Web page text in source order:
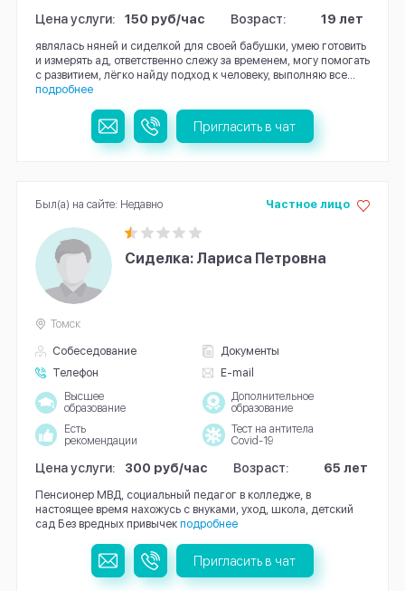
Цена услуги: 150 руб/час Возраст: 19 лет
являлась няней и сиделкой для своей бабушки, умею готовить
и измерять ад, ответственно слежу за временем, могу помогать
с развитием, лёгко найду подход к человеку, выполняю все...
подробнее
Пригласить в чат
Сиделка: Лариса Петровна
Собеседование
Документы
Телефон
E-mail
Частное лицо
Томск
Высшее
образование
Дополнительное
образование
Есть
рекомендации
Тест на антитела
Covid-19
Цена услуги: 300 руб/час Возраст: 65 лет
Пенсионер МВД, социальный педагог в колледже, в
настоящее время нахожусь с внуками, уход, школа, детский
сад Без вредных привычек подробнее
Был(а) на сайте: Недавно
Пригласить в чат